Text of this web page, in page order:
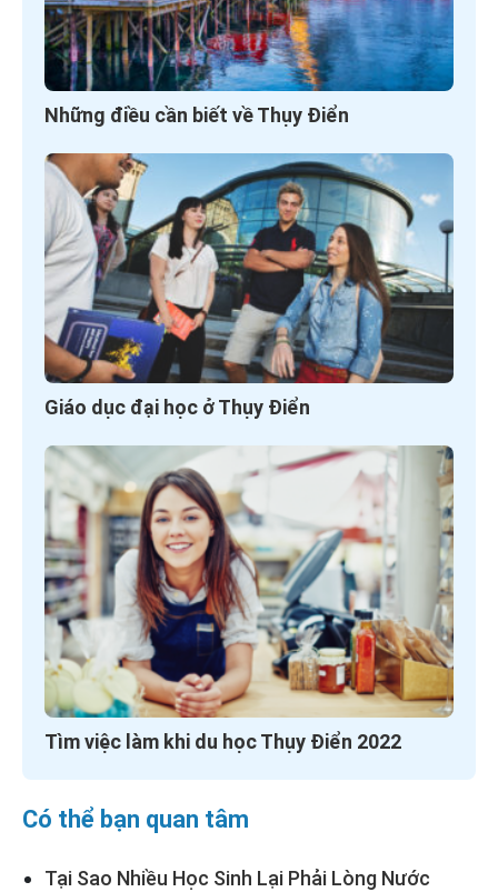
Những điều cần biết về Thụy Điển
Giáo dục đại học ở Thụy Điển
Tìm việc làm khi du học Thụy Điển 2022
Có thể bạn quan tâm
Tại Sao Nhiều Học Sinh Lại Phải Lòng Nước